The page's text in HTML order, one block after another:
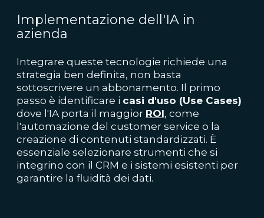
Implementazione dell'IA in
azienda
Integrare queste tecnologie richiede una
strategia ben definita, non basta
sottoscrivere un abbonamento. Il primo
passo è identificare i casi d'uso (Use Cases)
dove l'IA porta il maggior ROI, come
l'automazione del customer service o la
creazione di contenuti standardizzati. È
essenziale selezionare strumenti che si
integrino con il CRM e i sistemi esistenti per
garantire la fluidità dei dati.